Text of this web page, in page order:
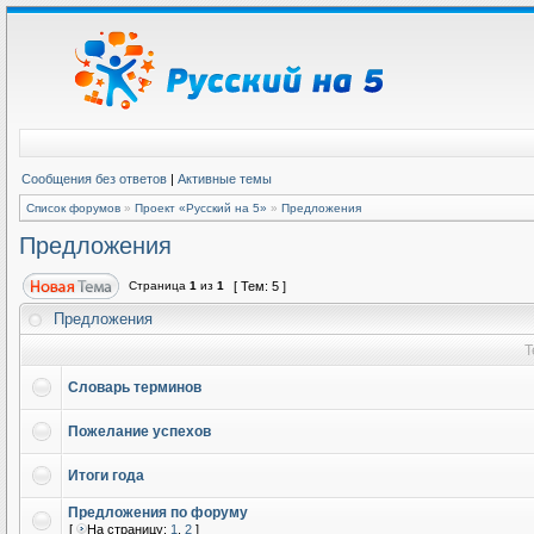
Сообщения без ответов | Активные темы
Список форумов » Проект «Русский на 5» » Предложения
Предложения
Страница 1 из 1 [ Тем: 5 ]
Предложения
Словарь терминов
Пожелание успехов
Итоги года
Предложения по форуму
[ На страницу: 1 2 ]